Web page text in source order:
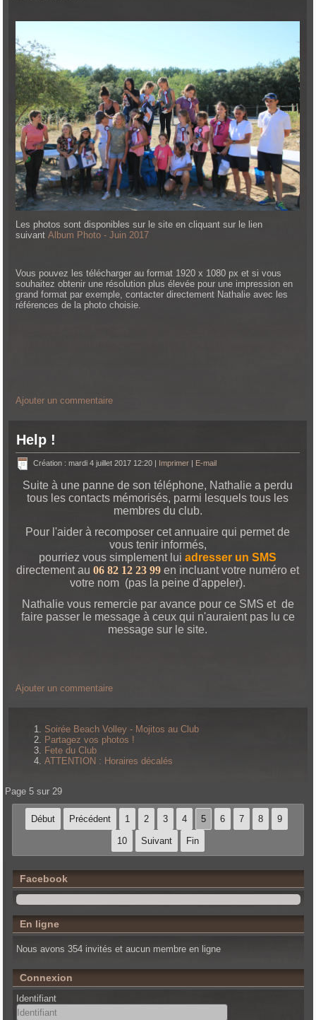
Les photos sont disponibles sur le site en cliquant sur le lien
suivantAlbum Photo - Juin 2017
Vous pouvez les télécharger au format 1920 x 1080 px et si vous
souhaitez obtenir une résolution plus élevée pour une impression en
grand format par exemple, contacter directement Nathalie avec les
références de la photo choisie.
Ajouter un commentaire
Help !
Création : mardi 4 juillet 2017 12:20 | Imprimer | E-mail
Suite à une panne de son téléphone, Nathalie a perdu
tous les contacts mémorisés, parmi lesquels tous les
membres du club.
Pour l'aider à recomposer cet annuaire qui permet de
vous tenir informés,
pourriez vous simplement lui adresser un SMS
directement au06 82 12 23 99 en incluant votre numéro et
votre nom (pas la peine d'appeler).
Nathalie vous remercie par avance pour ce SMS et de
faire passer le message à ceux qui n'auraient pas lu ce
message sur le site.
Ajouter un commentaire
Soirée Beach Volley - Mojitos au Club
Partagez vos photos !
Fete du Club
ATTENTION : Horaires décalés
Page 5 sur 29
Début Précédent 1 2 3 4 5 6 7 8 9
10 Suivant Fin
Facebook
En ligne
Nous avons 354 invités et aucun membre en ligne
Connexion
Identifiant